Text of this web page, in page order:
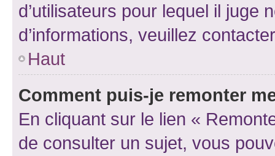
d’utilisateurs pour lequel il juge
d’informations, veuillez
Haut
Comment puis-je remonter
En cliquant sur le lien «
de consulter un sujet, vous